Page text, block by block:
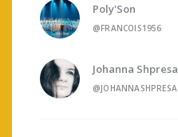
Poly'Son
@FRANCOIS1956
Johanna Shpresa
@JOHANNASHPRESA